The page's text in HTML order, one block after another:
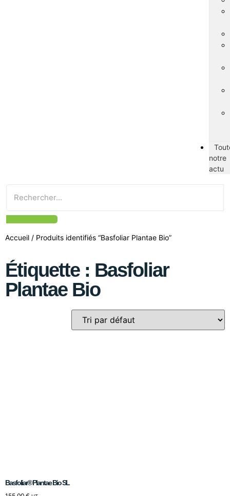
notre
actu
Accueil / Produits identifiés “Basfoliar Plantae Bio”
Étiquette : Basfoliar
Plantae Bio
Basfoliar® Plantae Bio SL